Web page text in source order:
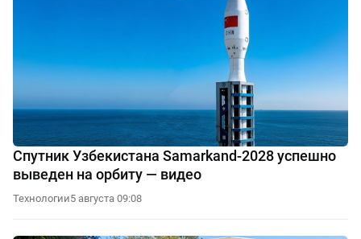
Спутник Узбекистана Samarkand-2028 успешно
выведен на орбиту — видео
Технологии5 августа 09:08